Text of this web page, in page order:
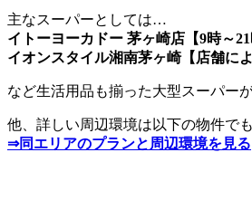
主なスーパーとしては…
イトーヨーカドー 茅ヶ崎店【9時～21
イオンスタイル湘南茅ヶ崎【店舗に
など生活用品も揃った大型スーパー
他、詳しい周辺環境は以下の物件で
⇒同エリアのプランと周辺環境を見る